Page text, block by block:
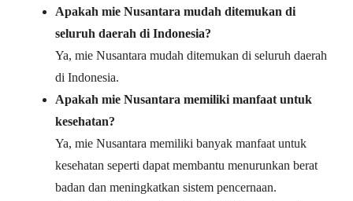
Apakah mie Nusantara mudah ditemukan di
seluruh daerah di Indonesia?
Ya, mie Nusantara mudah ditemukan di seluruh daerah
di Indonesia.
Apakah mie Nusantara memiliki manfaat untuk
kesehatan?
Ya, mie Nusantara memiliki banyak manfaat untuk
kesehatan seperti dapat membantu menurunkan berat
badan dan meningkatkan sistem pencernaan.